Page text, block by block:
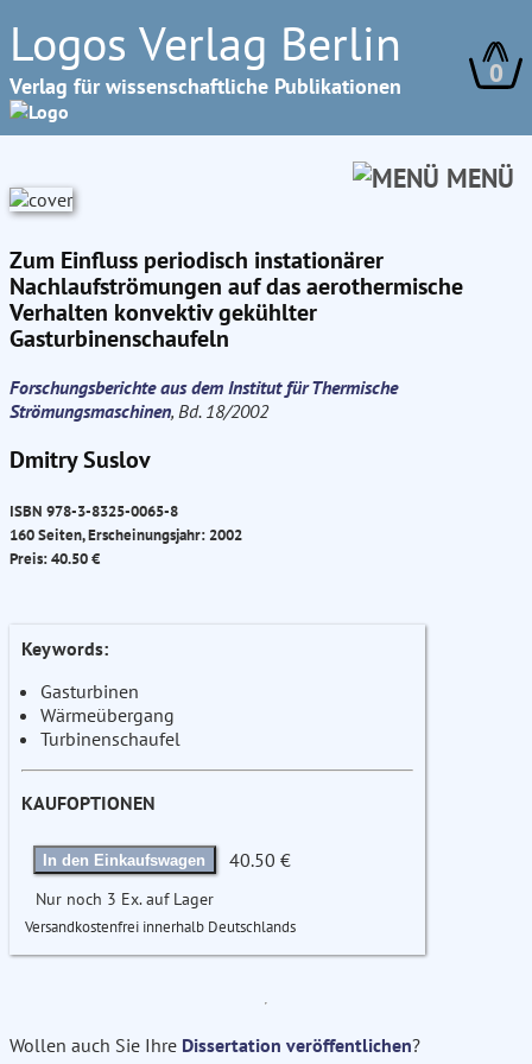
Logos Verlag Berlin
Verlag für wissenschaftliche Publikationen 0
MENÜ
Zum Einfluss periodisch instationärer
Nachlaufströmungen auf das aerothermische
Verhalten konvektiv gekühlter
Gasturbinenschaufeln
Forschungsberichte aus dem Institut für Thermische
Strömungsmaschinen, Bd. 18/2002
Dmitry Suslov
ISBN 978-3-8325-0065-8
160 Seiten, Erscheinungsjahr: 2002
Preis: 40.50 €
Keywords:
Gasturbinen
Wärmeübergang
Turbinenschaufel
KAUFOPTIONEN
In den Einkaufswagen 40.50 €
Nur noch 3 Ex. auf Lager
Versandkostenfrei innerhalb Deutschlands
Wollen auch Sie Ihre Dissertation veröffentlichen?